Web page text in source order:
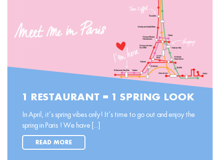
1 RESTAURANT = 1 SPRING LOOK
In April, it’s spring vibes only! It’s time to go out and enjoy the
spring in Paris ! We have [...]
READ MORE